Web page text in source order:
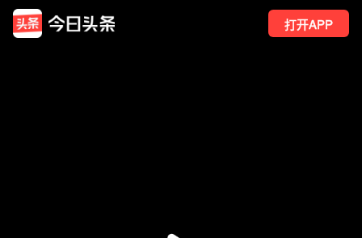
打开APP